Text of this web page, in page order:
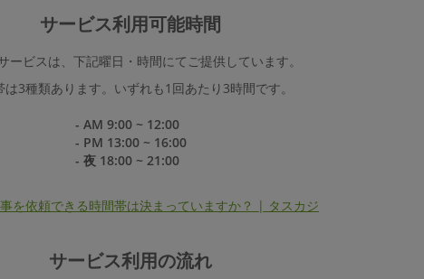
サービス利用可能時間
ービスは、下記曜日・時間にてご提供しています。
は3種類あります。いずれも1回あたり3時間です。
- AM 9:00 ~ 12:00
- PM 13:00 ~ 16:00
- 夜 18:00 ~ 21:00
を依頼できる時間帯は決まっていますか？ | タスカジ
サービス利用の流れ